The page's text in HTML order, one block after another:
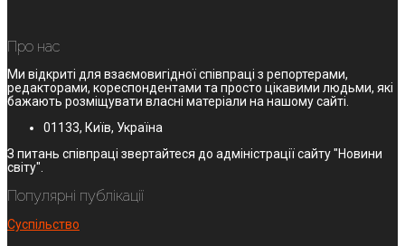
Про нас
Ми відкриті для взаємовигідної співпраці з репортерами,
редакторами, кореспондентами та просто цікавими людьми, які
бажають розміщувати власні матеріали на нашому сайті.
01133, Київ, Україна
З питань співпраці звертайтеся до адміністрації сайту "Новини
світу".
Популярні публікації
Суспільство